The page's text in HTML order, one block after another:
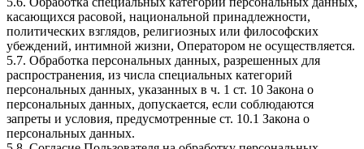
касающихся расовой, национальной принадлежности,
политических взглядов, религиозных или философских
убеждений, интимной жизни, Оператором не осуществляется.
5.7. Обработка персональных данных, разрешенных для
распространения, из числа специальных категорий
персональных данных, указанных в ч. 1 ст. 10 Закона о
персональных данных, допускается, если соблюдаются
запреты и условия, предусмотренные ст. 10.1 Закона о
персональных данных.